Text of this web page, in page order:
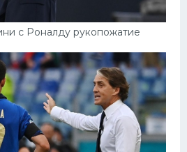
с Роналду рукопожатие